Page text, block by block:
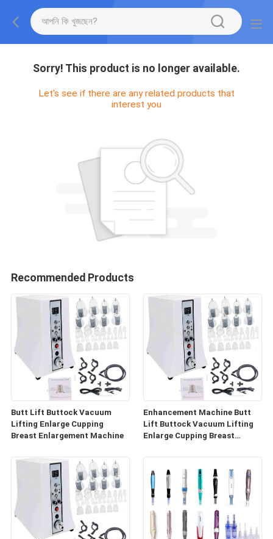
Sorry! This product is no longer available.
Let's see if there are any related products that
interest you
Recommended Products
Butt Lift Buttock Vacuum
Lifting Enlarge Cupping
Breast Enlargement Machine
Enhancement Machine Butt
Lift Buttock Vacuum Lifting
Enlarge Cupping Breast